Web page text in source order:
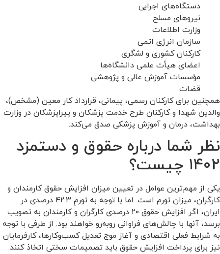
دستگاه‌های اجرایی
نیروهای مسلح
وزارت اطلاعات
سازمان انرژی اتمی
کارکنان کشوری و لشگری
اعضای هیأت علمی دانشگاه‌ها
مؤسسات آموزش عالی و پژوهشی
قضات
همچنین برای کارکنان رسمی، پیمانی، قرارداد کار معین (مشخص)،
والدین شهدا و کارکنان طرح خدمت پزشکان و پیراپزشکان در وزارت
بهداشت، درمان و آموزش پزشکی صدق می‌کند.
نظر شما درباره حقوق و دستمزد
۱۴۰۲ چیست؟
یکی از مهم‌ترین عوامل در تعیین میزان افزایش حقوق کارمندان و
کارگران، میزان تورم است. اما با توجه به تورمِ ۴۲.۳ درصدی در
ایران، اگر افزایش حقوق ۲۰ درصدی کارگران و کارمندان به تصویب
برسد، آنها با چالش‌های فراوانی روبه‌رو خواهند بود. از طرفی با توجه
به شرایط فعلی اقتصادی و آغاز موج تعدیل کسب‌وکارها، کارفرمایان
نیز برای پرداخت افزایش حقوق باید تصمیمات سختی اتخاذ کنند.